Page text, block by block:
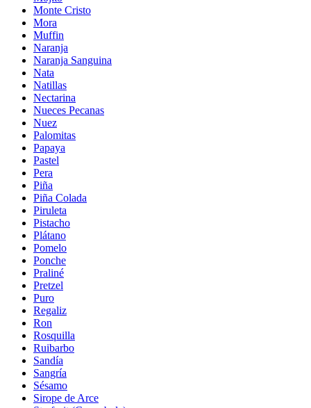
Monte Cristo
Mora
Muffin
Naranja
Naranja Sanguina
Nata
Natillas
Nectarina
Nueces Pecanas
Nuez
Palomitas
Papaya
Pastel
Pera
Piña
Piña Colada
Piruleta
Pistacho
Plátano
Pomelo
Ponche
Praliné
Pretzel
Puro
Regaliz
Ron
Rosquilla
Ruibarbo
Sandía
Sangría
Sésamo
Sirope de Arce